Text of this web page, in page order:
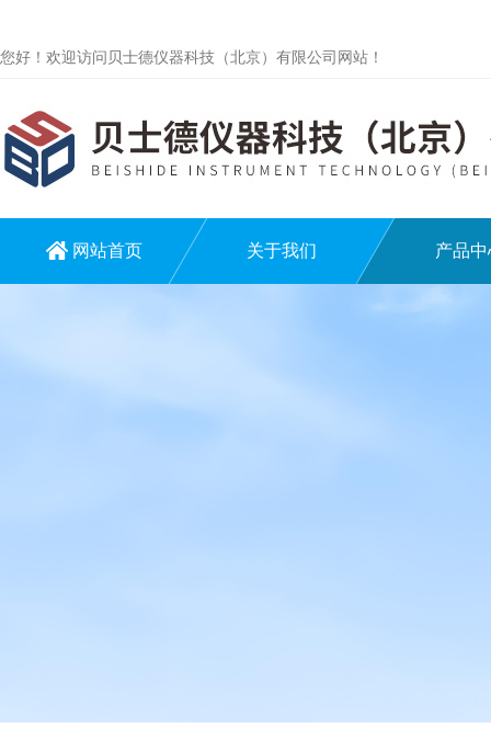
您好！欢迎访问贝士德仪器科技（北京）有限公司网站！
网站首页 关于我们 产品中